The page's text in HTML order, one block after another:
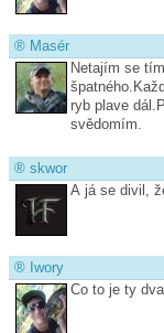
® Masér
Netajím se
ryb plave
svědomím.
® skwor
A já se divil,
® Iwory
Co to je ty